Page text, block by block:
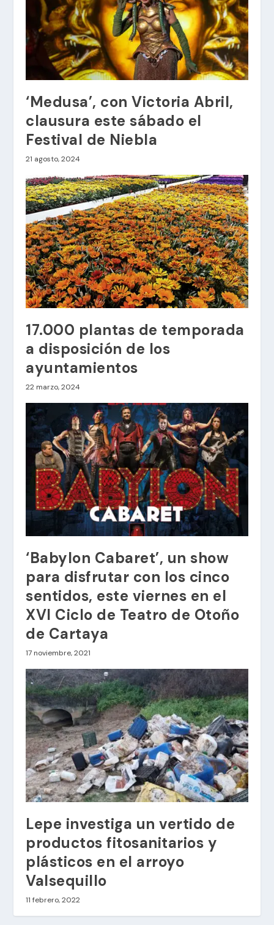
‘Medusa’, con Victoria Abril,
clausura este sábado el
Festival de Niebla
21 agosto, 2024
17.000 plantas de temporada
a disposición de los
ayuntamientos
22 marzo, 2024
‘Babylon Cabaret’, un show
para disfrutar con los cinco
sentidos, este viernes en el
XVI Ciclo de Teatro de Otoño
de Cartaya
17 noviembre, 2021
Lepe investiga un vertido de
productos fitosanitarios y
plásticos en el arroyo
Valsequillo
11 febrero, 2022